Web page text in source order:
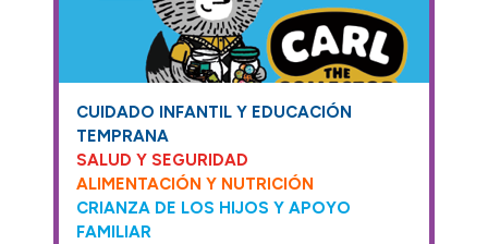
CUIDADO INFANTIL Y EDUCACIÓN
TEMPRANA
SALUD Y SEGURIDAD
ALIMENTACIÓN Y NUTRICIÓN
CRIANZA DE LOS HIJOS Y APOYO
FAMILIAR